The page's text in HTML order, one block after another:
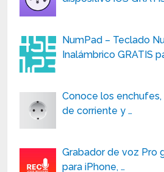
NumPad – Teclado
Inalámbrico GRATIS
Conoce los
de corriente y …
Grabador de voz Pro
para iPhone, …